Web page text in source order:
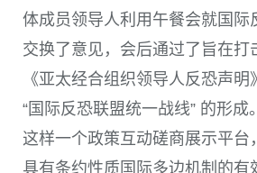
体成员领导人利用午餐会就国际
交换了意见，会后通过了旨在打
《亚太经合组织领导人反恐声明
“国际反恐联盟统一战线” 的形成
这样一个政策互动磋商展示平台
具有条约性质国际多边机制的有